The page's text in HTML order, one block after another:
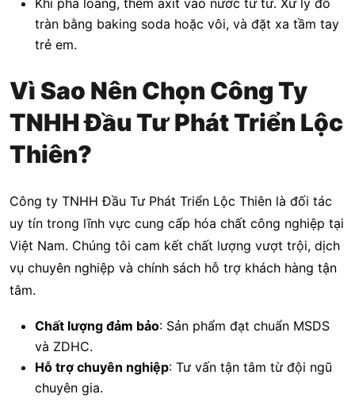
tràn bằng baking soda hoặc vôi, và đặt xa tầm tay
trẻ em.
Vì Sao Nên Chọn Công Ty
TNHH Đầu Tư Phát Triển Lộc
Thiên?
Công ty TNHH Đầu Tư Phát Triển Lộc Thiên là đối tác
uy tín trong lĩnh vực cung cấp hóa chất công nghiệp tại
Việt Nam. Chúng tôi cam kết chất lượng vượt trội, dịch
vụ chuyên nghiệp và chính sách hỗ trợ khách hàng tận
tâm.
Chất lượng đảm bảo: Sản phẩm đạt chuẩn MSDS
và ZDHC.
Hỗ trợ chuyên nghiệp: Tư vấn tận tâm từ đội ngũ
chuyên gia.